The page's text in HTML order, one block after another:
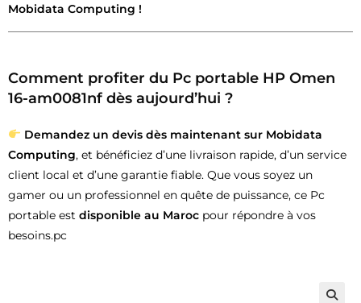
Mobidata Computing !
Comment profiter du Pc portable HP Omen
16-am0081nf dès aujourd’hui ?
Demandez un devis dès maintenant sur Mobidata
Computing, et bénéficiez d’une livraison rapide, d’un service
client local et d’une garantie fiable. Que vous soyez un
gamer ou un professionnel en quête de puissance, ce Pc
portable est disponible au Maroc pour répondre à vos
besoins.pc